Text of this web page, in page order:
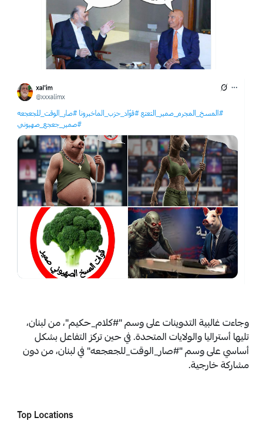
وجاءت غالبية التدوينات على وسم "#كلام_حكيم"، من لبنان،
تليها أستراليا والولايات المتحدة. في حين تركز التفاعل بشكل
أساسي على وسم "#صار_الوقت_للجعجعه" في لبنان، من دون
مشاركة خارجية.